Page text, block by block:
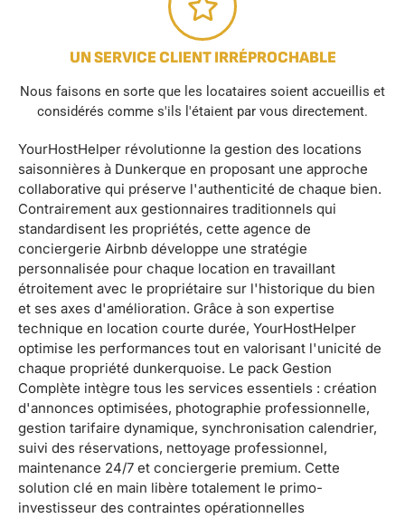
UN SERVICE CLIENT IRRÉPROCHABLE
Nous faisons en sorte que les locataires soient accueillis et
considérés comme s'ils l'étaient par vous directement.
YourHostHelper révolutionne la gestion des locations
saisonnières à Dunkerque en proposant une approche
collaborative qui préserve l'authenticité de chaque bien.
Contrairement aux gestionnaires traditionnels qui
standardisent les propriétés, cette agence de
conciergerie Airbnb développe une stratégie
personnalisée pour chaque location en travaillant
étroitement avec le propriétaire sur l'historique du bien
et ses axes d'amélioration. Grâce à son expertise
technique en location courte durée, YourHostHelper
optimise les performances tout en valorisant l'unicité de
chaque propriété dunkerquoise. Le pack Gestion
Complète intègre tous les services essentiels : création
d'annonces optimisées, photographie professionnelle,
gestion tarifaire dynamique, synchronisation calendrier,
suivi des réservations, nettoyage professionnel,
maintenance 24/7 et conciergerie premium. Cette
solution clé en main libère totalement le primo-
investisseur des contraintes opérationnelles